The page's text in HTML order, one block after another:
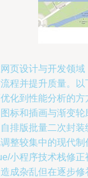
页设计与开发领
程并提升质量。
化到性能分析的
标和插画与渐变
排版批量二次封
整较集中的现代
小程序技术栈修
成杂乱但在逐步